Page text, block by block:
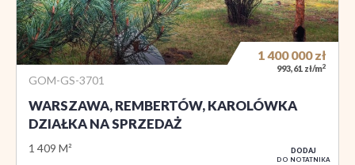
GOM-GS-3701
WARSZAWA, REMBERTÓW, KAROLÓWKA
DZIAŁKA NA SPRZEDAŻ
1 409 M²
1 400 000zł
993,61 zł/m2
DODAJ
DO NOTATNIKA